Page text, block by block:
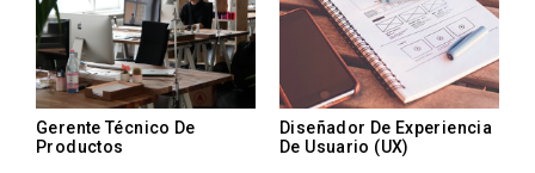
Gerente Técnico De
Productos
Diseñador De Experiencia
De Usuario (UX)